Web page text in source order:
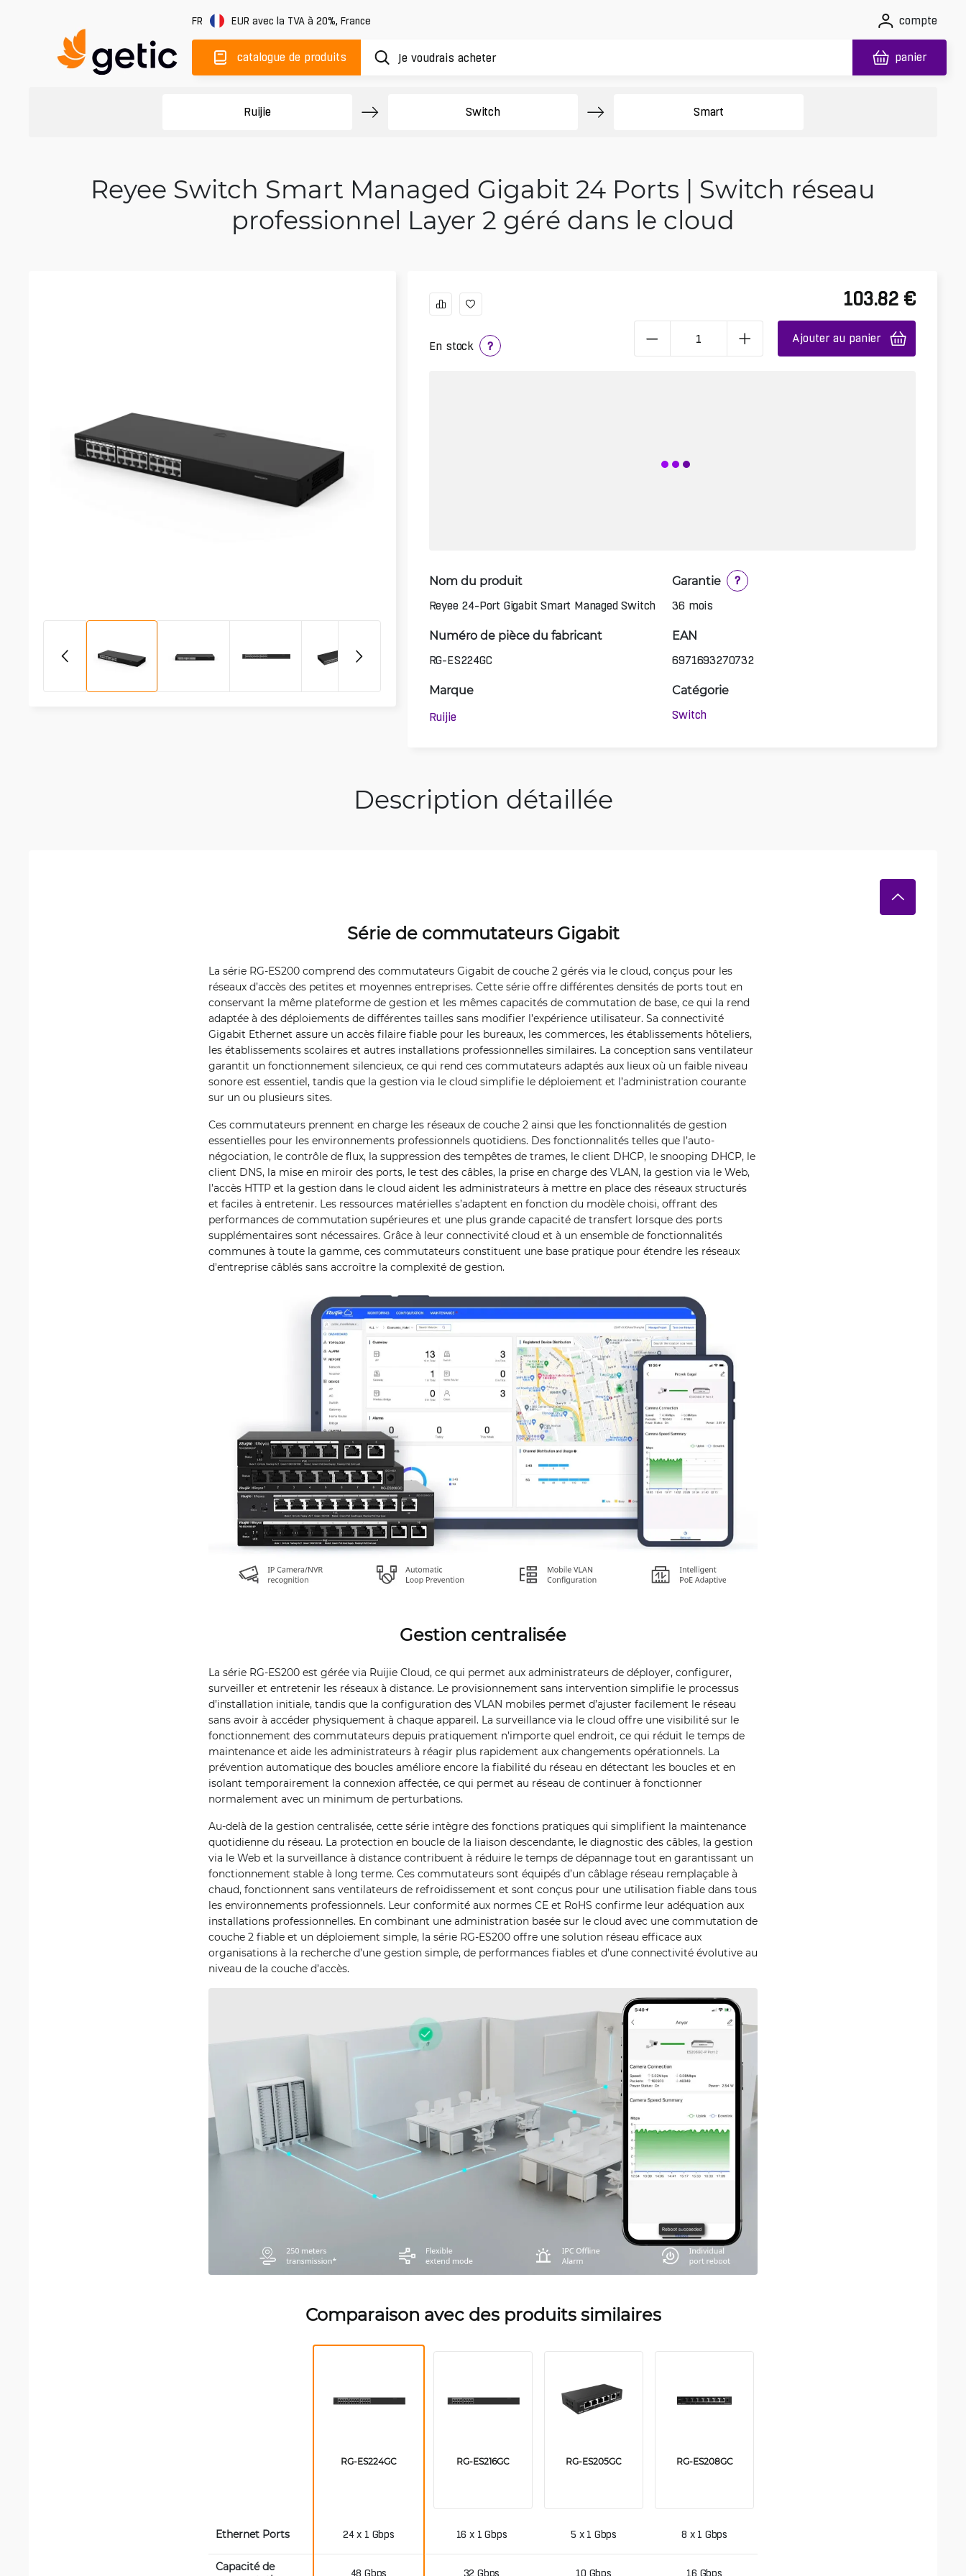
FR EUR avec la TVA à 20%, France compte
catalogue de produits panier
Ruijie Switch Smart
Reyee Switch Smart Managed Gigabit 24 Ports | Switch réseau
professionnel Layer 2 géré dans le cloud
En stock ?
103.82 €
Ajouter au panier
Nom du produit
Reyee 24-Port Gigabit Smart Managed Switch
Garantie
?
36 mois
Numéro de pièce du fabricant
RG-ES224GC
EAN
6971693270732
Marque
Ruijie
Catégorie
Switch
Description détaillée
Série de commutateurs Gigabit
La série RG-ES200 comprend des commutateurs Gigabit de couche 2 gérés via le cloud, conçus pour les
réseaux d’accès des petites et moyennes entreprises. Cette série offre différentes densités de ports tout en
conservant la même plateforme de gestion et les mêmes capacités de commutation de base, ce qui la rend
adaptée à des déploiements de différentes tailles sans modifier l’expérience utilisateur. Sa connectivité
Gigabit Ethernet assure un accès filaire fiable pour les bureaux, les commerces, les établissements hôteliers,
les établissements scolaires et autres installations professionnelles similaires. La conception sans ventilateur
garantit un fonctionnement silencieux, ce qui rend ces commutateurs adaptés aux lieux où un faible niveau
sonore est essentiel, tandis que la gestion via le cloud simplifie le déploiement et l’administration courante
sur un ou plusieurs sites.
Ces commutateurs prennent en charge les réseaux de couche 2 ainsi que les fonctionnalités de gestion
essentielles pour les environnements professionnels quotidiens. Des fonctionnalités telles que l’auto-
négociation, le contrôle de flux, la suppression des tempêtes de trames, le client DHCP, le snooping DHCP, le
client DNS, la mise en miroir des ports, le test des câbles, la prise en charge des VLAN, la gestion via le Web,
l’accès HTTP et la gestion dans le cloud aident les administrateurs à mettre en place des réseaux structurés
et faciles à entretenir. Les ressources matérielles s’adaptent en fonction du modèle choisi, offrant des
performances de commutation supérieures et une plus grande capacité de transfert lorsque des ports
supplémentaires sont nécessaires. Grâce à leur connectivité cloud et à un ensemble de fonctionnalités
communes à toute la gamme, ces commutateurs constituent une base pratique pour étendre les réseaux
d'entreprise câblés sans accroître la complexité de gestion.
Gestion centralisée
La série RG-ES200 est gérée via Ruijie Cloud, ce qui permet aux administrateurs de déployer, configurer,
surveiller et entretenir les réseaux à distance. Le provisionnement sans intervention simplifie le processus
d’installation initiale, tandis que la configuration des VLAN mobiles permet d’ajuster facilement le réseau
sans avoir à accéder physiquement à chaque appareil. La surveillance via le cloud offre une visibilité sur le
fonctionnement des commutateurs depuis pratiquement n’importe quel endroit, ce qui réduit le temps de
maintenance et aide les administrateurs à réagir plus rapidement aux changements opérationnels. La
prévention automatique des boucles améliore encore la fiabilité du réseau en détectant les boucles et en
isolant temporairement la connexion affectée, ce qui permet au réseau de continuer à fonctionner
normalement avec un minimum de perturbations.
Au-delà de la gestion centralisée, cette série intègre des fonctions pratiques qui simplifient la maintenance
quotidienne du réseau. La protection en boucle de la liaison descendante, le diagnostic des câbles, la gestion
via le Web et la surveillance à distance contribuent à réduire le temps de dépannage tout en garantissant un
fonctionnement stable à long terme. Ces commutateurs sont équipés d’un câblage réseau remplaçable à
chaud, fonctionnent sans ventilateurs de refroidissement et sont conçus pour une utilisation fiable dans tous
les environnements professionnels. Leur conformité aux normes CE et RoHS confirme leur adéquation aux
installations professionnelles. En combinant une administration basée sur le cloud avec une commutation de
couche 2 fiable et un déploiement simple, la série RG-ES200 offre une solution réseau efficace aux
organisations à la recherche d’une gestion simple, de performances fiables et d’une connectivité évolutive au
niveau de la couche d’accès.
Comparaison avec des produits similaires
RG-ES224GC RG-ES216GC RG-ES205GC RG-ES208GC
Ethernet Ports 24 x 1 Gbps 16 x 1 Gbps 5 x 1 Gbps 8 x 1 Gbps
Capacité de
48 Gbps 32 Gbps 10 Gbps 16 Gbps